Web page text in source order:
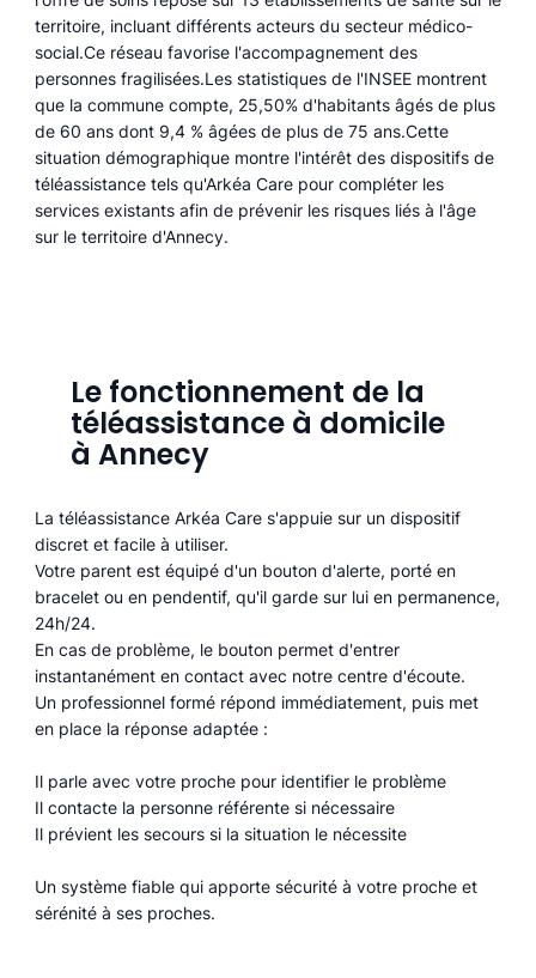
territoire, incluant différents acteurs du secteur médico-
social.Ce réseau favorise l'accompagnement des
personnes fragilisées.Les statistiques de l'INSEE montrent
que la commune compte, 25,50% d'habitants âgés de plus
de 60 ans dont 9,4 % âgées de plus de 75 ans.Cette
situation démographique montre l'intérêt des dispositifs de
téléassistance tels qu'Arkéa Care pour compléter les
services existants afin de prévenir les risques liés à l'âge
sur le territoire d'Annecy.
Le fonctionnement de la
téléassistance à domicile
à Annecy
La téléassistance Arkéa Care s'appuie sur un dispositif
discret et facile à utiliser.
Votre parent est équipé d'un bouton d'alerte, porté en
bracelet ou en pendentif, qu'il garde sur lui en permanence,
24h/24.
En cas de problème, le bouton permet d'entrer
instantanément en contact avec notre centre d'écoute.
Un professionnel formé répond immédiatement, puis met
en place la réponse adaptée :
Il parle avec votre proche pour identifier le problème
Il contacte la personne référente si nécessaire
Il prévient les secours si la situation le nécessite
Un système fiable qui apporte sécurité à votre proche et
sérénité à ses proches.